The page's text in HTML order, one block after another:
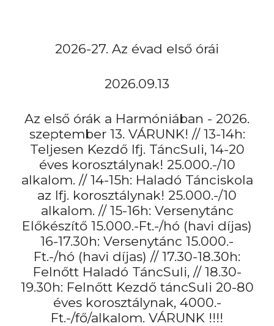
Rólunk
2026-27. Az évad első órái
2026.09.13
Az első órák a Harmóniában - 2026.
szeptember 13. VÁRUNK! // 13-14h:
Teljesen Kezdő Ifj. TáncSuli, 14-20
éves korosztálynak! 25.000.-/10
alkalom. // 14-15h: Haladó Tánciskola
az Ifj. korosztálynak! 25.000.-/10
alkalom. // 15-16h: Versenytánc
Előkészítő 15.000.-Ft.-/hó (havi díjas)
16-17.30h: Versenytánc 15.000.-
Ft.-/hó (havi díjas) // 17.30-18.30h:
Felnőtt Haladó TáncSuli, // 18.30-
19.30h: Felnőtt Kezdő táncSuli 20-80
éves korosztálynak, 4000.-
Ft.-/fő/alkalom. VÁRUNK !!!!